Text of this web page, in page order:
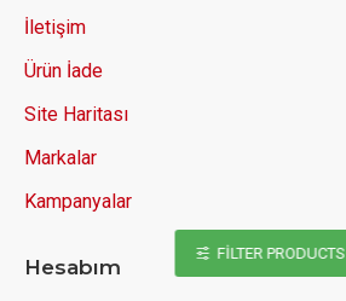
İletişim
Ürün İade
Site Haritası
Markalar
Kampanyalar
Hesabım
FILTER PRODUCTS